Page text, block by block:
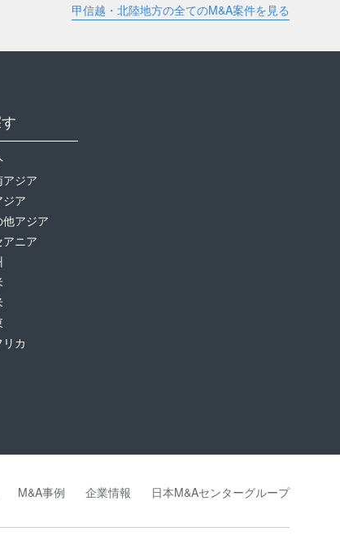
甲信越・北陸地方の全てのM&A案件を見る
ジア
ア
他アジア
アニア
カ
M&A事例 企業情報 日本M&Aセンターグループ